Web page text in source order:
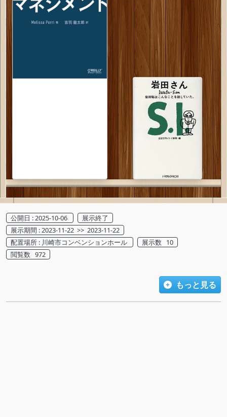
公開日 : 2025-10-06
展示終了
展示期間 : 2023-11-22 >> 2023-11-22
配置場所 : 川崎市コンベンションホール
展示数 10
閲覧数 972
もっと見る